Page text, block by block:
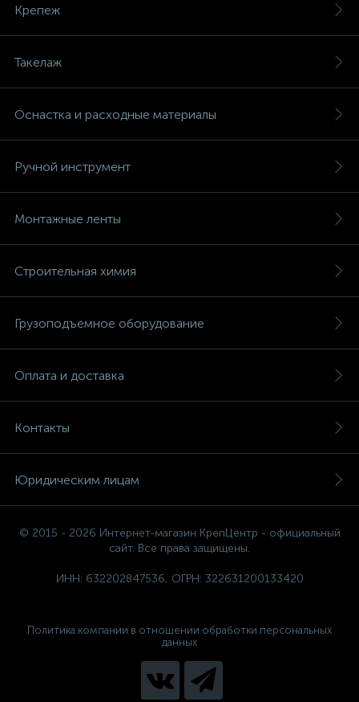
Крепеж
Такелаж
Оснастка и расходные материалы
Ручной инструмент
Монтажные ленты
Строительная химия
Грузоподъемное оборудование
Оплата и доставка
Контакты
Юридическим лицам
© 2015 - 2026 Интернет-магазин КрепЦентр - официальный
сайт. Все права защищены.
ИНН: 632202847536, ОГРН: 322631200133420
Политика компании в отношении обработки персональных
данных